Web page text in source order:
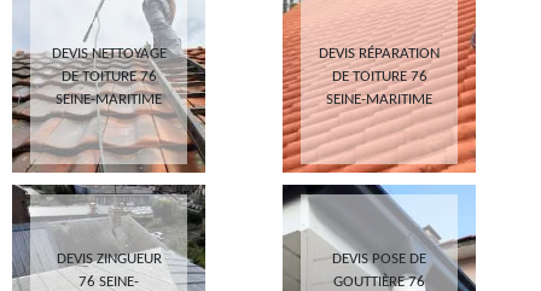
DEVIS NETTOYAGE
DE TOITURE 76
SEINE-MARITIME
DEVIS RÉPARATION
DE TOITURE 76
SEINE-MARITIME
DEVIS ZINGUEUR
76 SEINE-
DEVIS POSE DE
GOUTTIÈRE 76